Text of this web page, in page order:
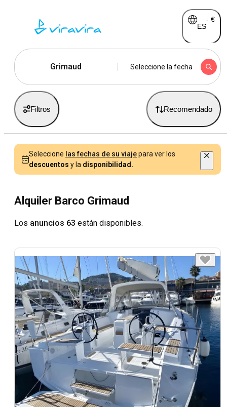
ES
- €
Grimaud Seleccione la fecha
Filtros Recomendado
Seleccione las fechas de su viajepara ver los
descuentos y la disponibilidad.
Alquiler Barco Grimaud
Los anuncios 63 están disponibles.